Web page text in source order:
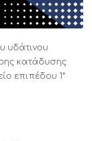
υδάτινου
κατάδυσης
επιπέδου 1*